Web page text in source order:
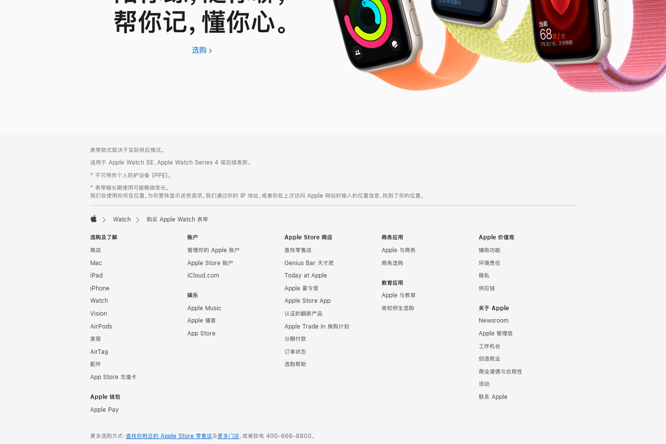
帮你记，懂你心。
选购 Apple
页
页
脚
注
表带款式取决于实际供应情况。
适用于 Apple Watch SE、Apple Watch Series 4 或后续表款。
° 不可用作个人防护设备 (PPE)。
* 表带随长期使用可能略微变长。
我们会使用你所在位置，为你更快显示送货选项。我们通过你的 IP 地址，或者你在上次访问 Apple 网站时输入的位置信息，找到了你的位置。
Watch 购买 Apple Watch 表带
选购及了解
商店
Mac
iPad
iPhone
Watch
Vision
AirPods
家居
AirTag
配件
App Store 充值卡
Apple 钱包
Apple Pay
账户
管理你的 Apple 账户
Apple Store 账户
iCloud.com
娱乐
Apple Music
Apple 播客
App Store
Apple Store 商店
查找零售店
Genius Bar 天才吧
Today at Apple
Apple 夏令营
Apple Store App
认证的翻新产品
Apple Trade In 换购计划
分期付款
订单状态
选购帮助
商务应用
Apple 与商务
商务选购
教育应用
Apple 与教育
高校师生选购
Apple 价值观
辅助功能
环境责任
隐私
供应链
关于 Apple
Newsroom
Apple 管理层
工作机会
创造就业
商业道德与合规性
活动
联系 Apple
更多选购方式：查找你附近的 Apple Store 零售店及更多门店，或者致电 400-666-8800。